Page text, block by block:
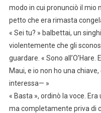
modo in cui pronunciò il mio
petto che era rimasta
« Sei tu? » balbettai, un
violentemente che gli
guardare. « Sono
Maui, e io non ho una
interessa— »
« Basta », ordinò la voce.
ma completamente priva di